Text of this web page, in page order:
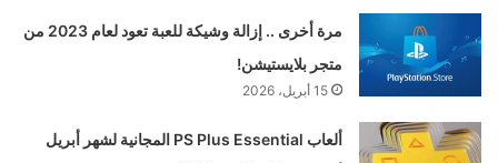
مرة أخرى .. إزالة وشيكة للعبة تعود لعام 2023 من
متجر بلايستيشن!
15 أبريل، 2026
ألعاب PS Plus Essential المجانية لشهر أبريل